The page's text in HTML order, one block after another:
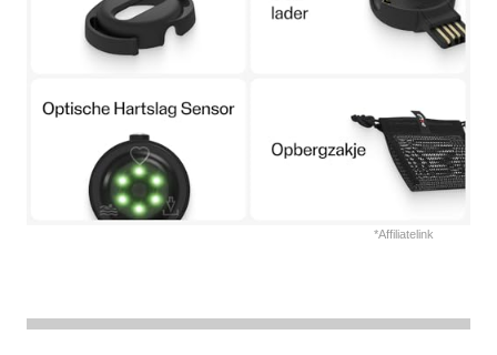
*Affiliatelink